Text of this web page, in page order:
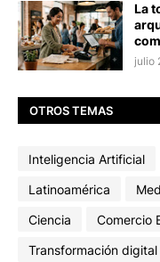
La
julio
OTROS TEMAS
Inteligencia Artificial
Latinoamérica
Ciencia
Comercio
Transformación digital